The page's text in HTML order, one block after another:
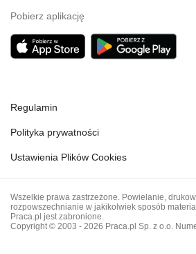
Pobierz aplikację
Regulamin
Polityka prywatności
Ustawienia Plików Cookies
Wszelkie prawa zastrzeżone. Powielanie,
rozpowszechnianie w jakikolwiek sposób
Praca.pl jest zabronione.
Copyright © 2003 - 2026 Praca.pl Sp. z o.o.